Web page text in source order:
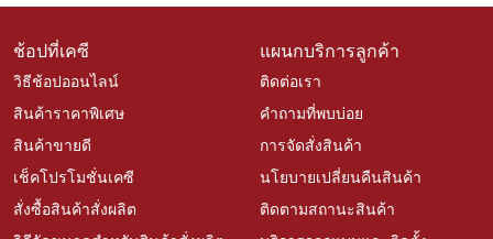
ช้อปที่เคซี
วิธีช้อปออนไลน์
สินค้าราคาพิเศษ
สินค้าขายดี
เช็คโปรโมชั่นเคซี
สั่งซื้อสินค้าสั่งผลิต
แผนกบริการลูกค้า
ติดต่อเรา
คำถามที่พบบ่อย
การจัดสั่งสินค้า
นโยบายเปลี่ยนคืนสินค้า
ติดตามสถานะสินค้า